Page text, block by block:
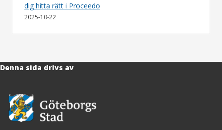
dig hitta rätt i Proceedo
2025-10-22
Denna sida drivs av